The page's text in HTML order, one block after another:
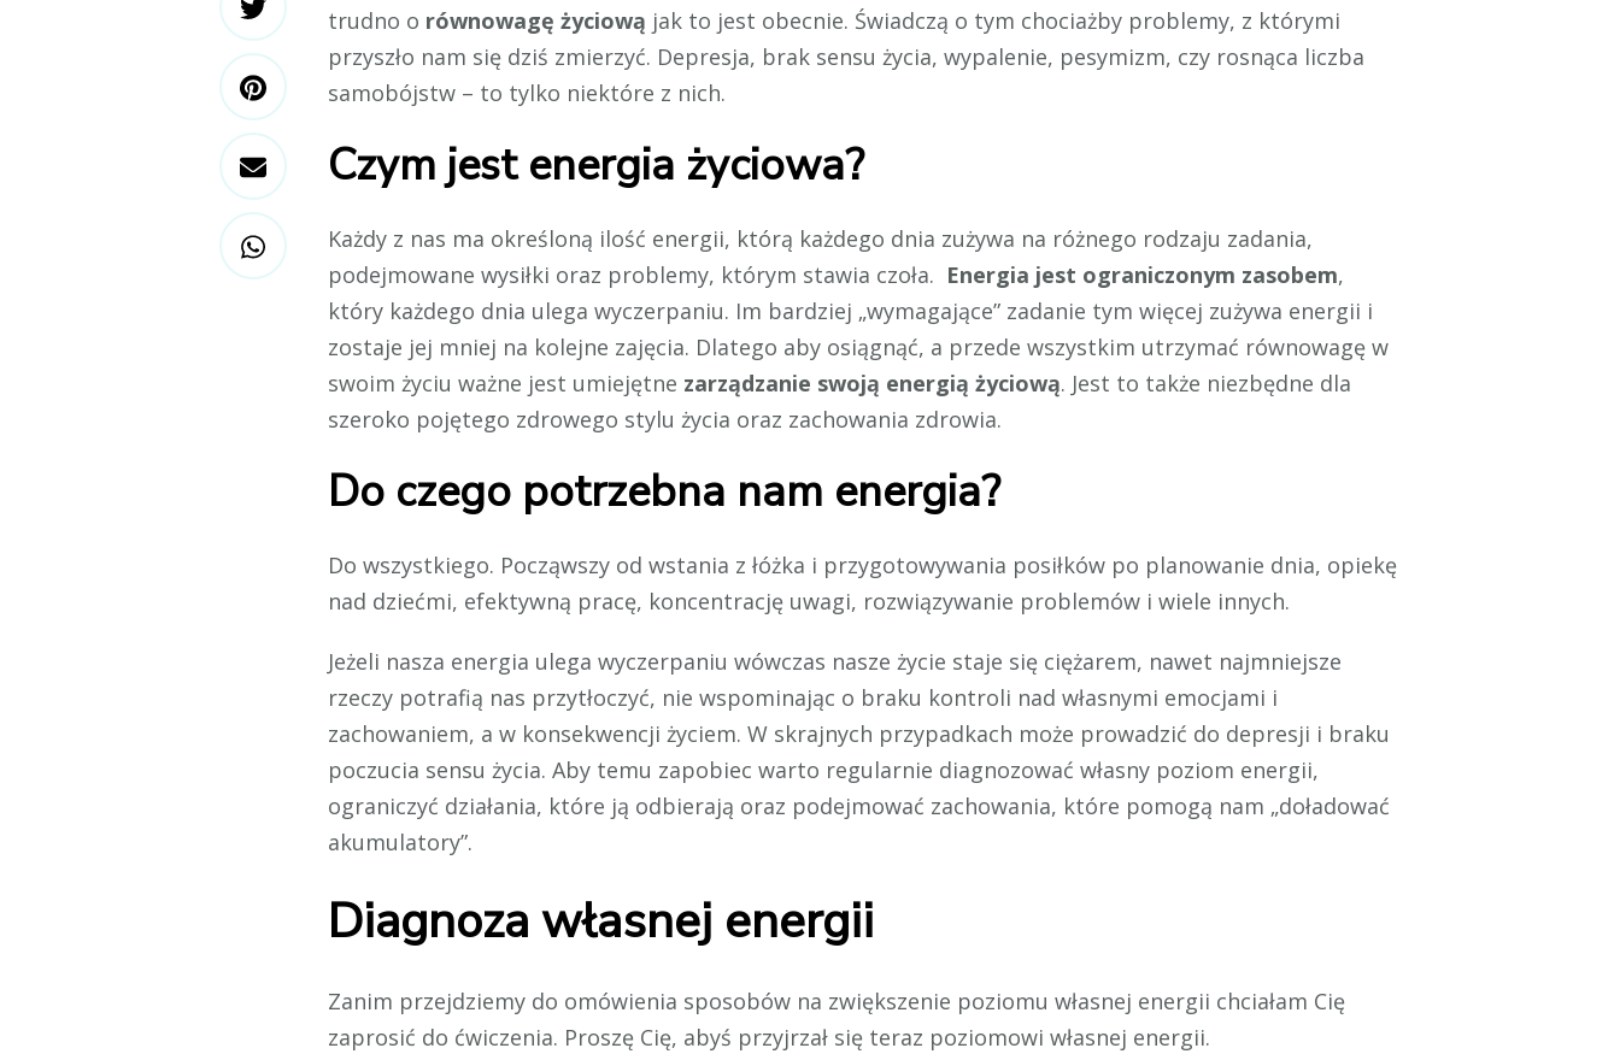
trudno o równowagę życiową jak to jest obecnie. Świadczą o tym chociażby problemy, z którymi
przyszło nam się dziś zmierzyć. Depresja, brak sensu życia, wypalenie, pesymizm, czy rosnąca liczba
samobójstw – to tylko niektóre z nich.
Czym jest energia życiowa?
Każdy z nas ma określoną ilość energii, którą każdego dnia zużywa na różnego rodzaju zadania,
podejmowane wysiłki oraz problemy, którym stawia czoła. Energia jest ograniczonym zasobem,
który każdego dnia ulega wyczerpaniu. Im bardziej „wymagające” zadanie tym więcej zużywa energii i
zostaje jej mniej na kolejne zajęcia. Dlatego aby osiągnąć, a przede wszystkim utrzymać równowagę w
swoim życiu ważne jest umiejętne zarządzanie swoją energią życiową. Jest to także niezbędne dla
szeroko pojętego zdrowego stylu życia oraz zachowania zdrowia.
Do czego potrzebna nam energia?
Do wszystkiego. Począwszy od wstania z łóżka i przygotowywania posiłków po planowanie dnia, opiekę
nad dziećmi, efektywną pracę, koncentrację uwagi, rozwiązywanie problemów i wiele innych.
Jeżeli nasza energia ulega wyczerpaniu wówczas nasze życie staje się ciężarem, nawet najmniejsze
rzeczy potrafią nas przytłoczyć, nie wspominając o braku kontroli nad własnymi emocjami i
zachowaniem, a w konsekwencji życiem. W skrajnych przypadkach może prowadzić do depresji i braku
poczucia sensu życia. Aby temu zapobiec warto regularnie diagnozować własny poziom energii,
ograniczyć działania, które ją odbierają oraz podejmować zachowania, które pomogą nam „doładować
akumulatory”.
Diagnoza własnej energii
Zanim przejdziemy do omówienia sposobów na zwiększenie poziomu własnej energii chciałam Cię
zaprosić do ćwiczenia. Proszę Cię, abyś przyjrzał się teraz poziomowi własnej energii.